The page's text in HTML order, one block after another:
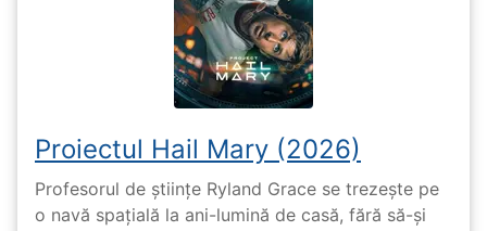
Proiectul Hail Mary (2026)
Profesorul de științe Ryland Grace se trezește pe
o navă spațială la ani-lumină de casă, fără să-și